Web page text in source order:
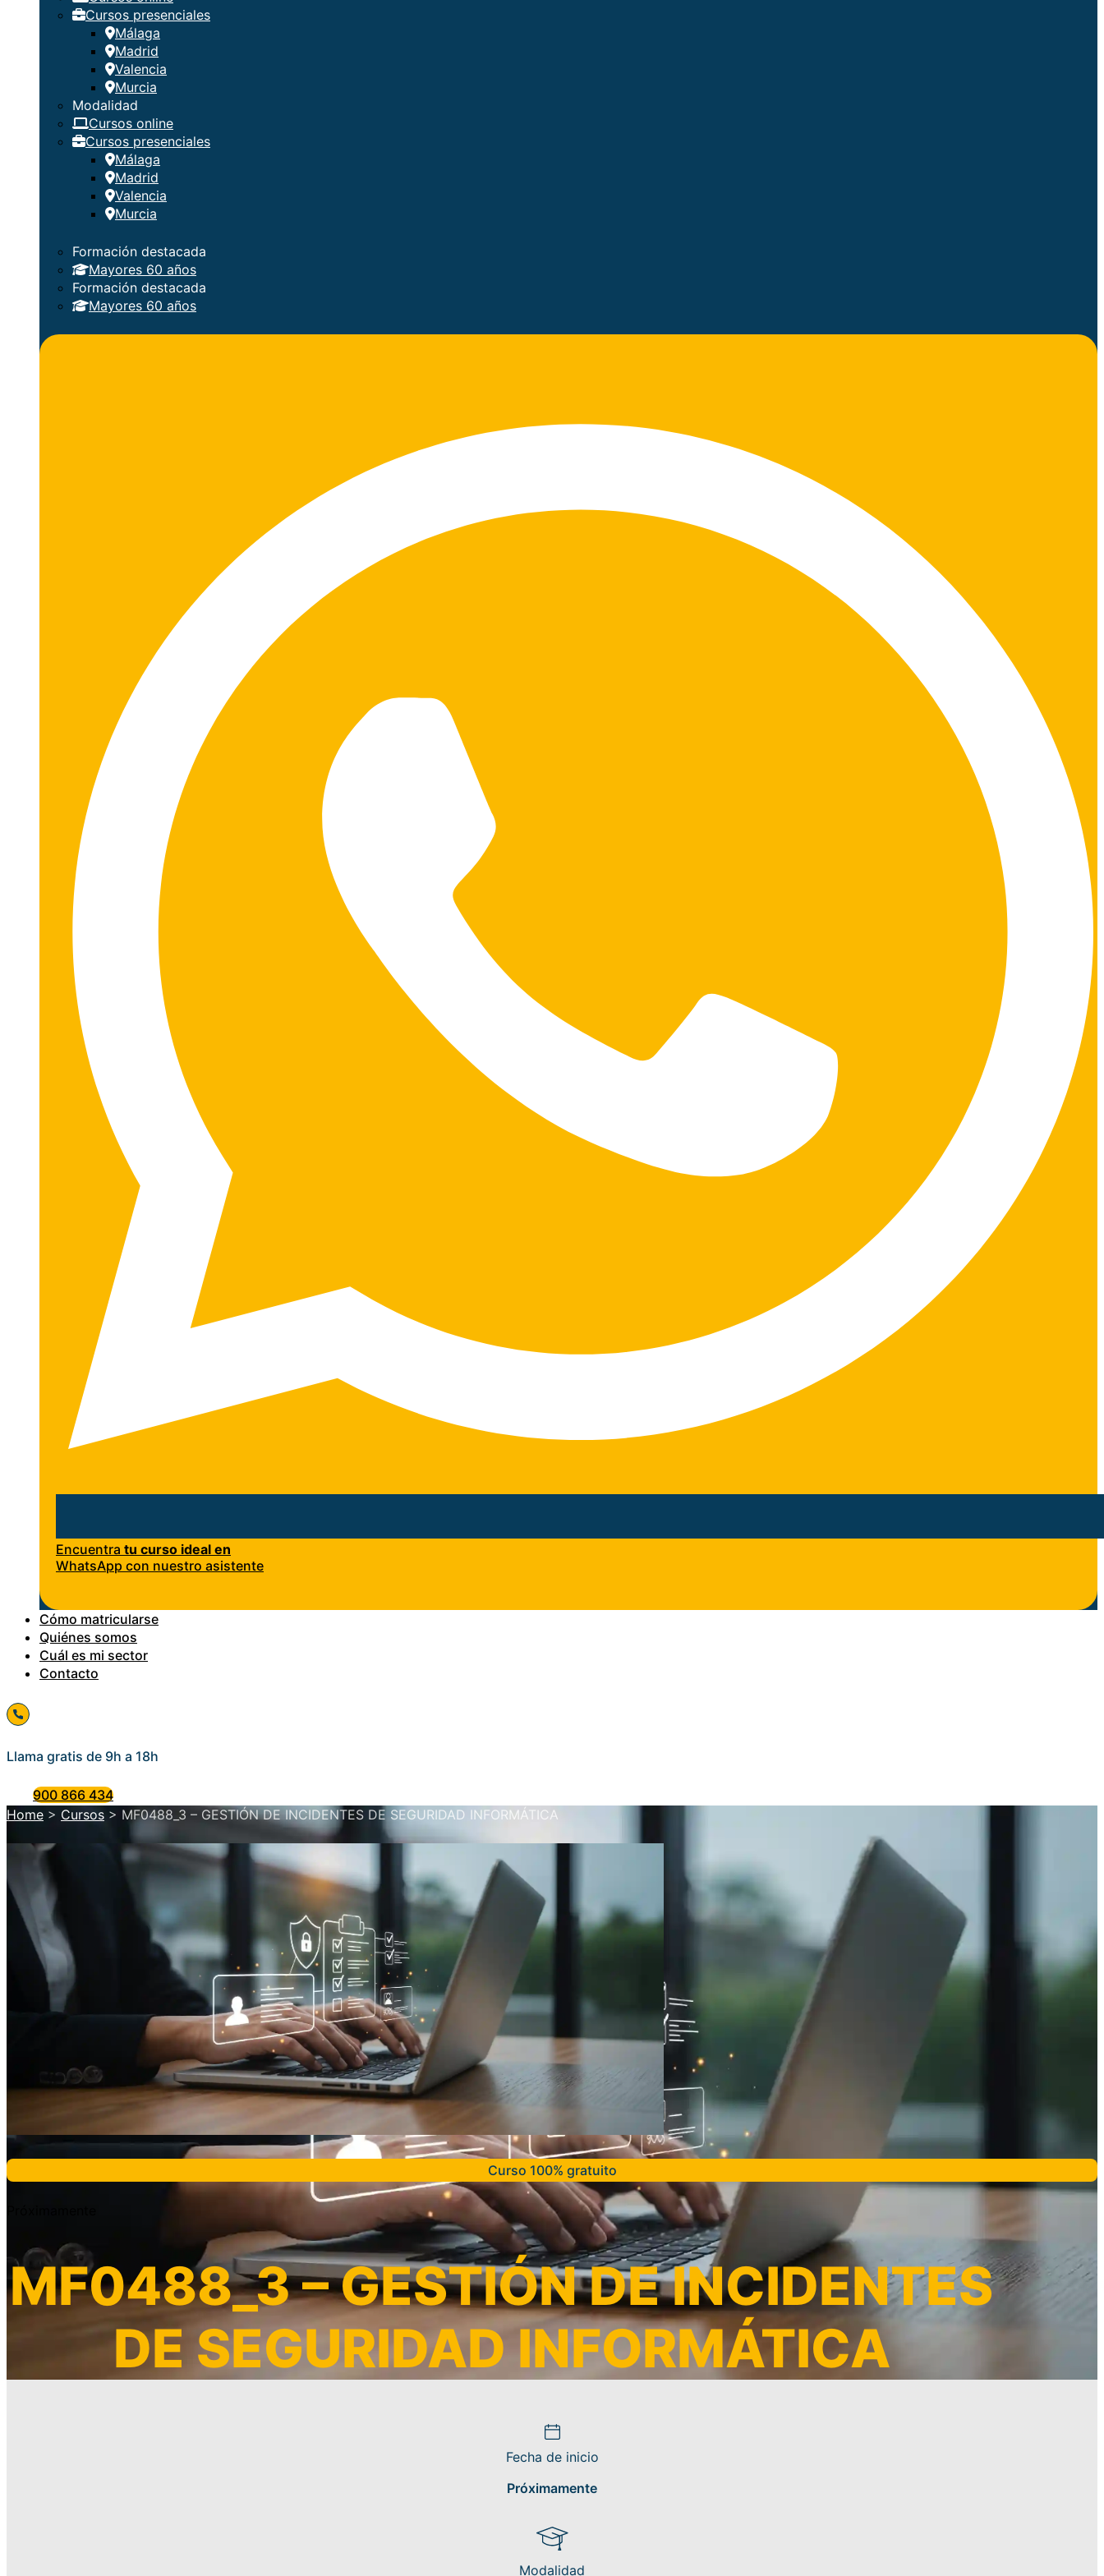
Cursos presenciales
Málaga
Madrid
Valencia
Murcia
Modalidad
Cursos online
Cursos presenciales
Málaga
Madrid
Valencia
Murcia
Formación destacada
Mayores 60 años
Formación destacada
Mayores 60 años
Encuentra tu curso ideal en
WhatsApp con nuestro asistente
Cómo matricularse
Quiénes somos
Cuál es mi sector
Contacto
Llama gratis de 9h a 18h
900 866 434
Home > Cursos > MF0488_3 – GESTIÓN DE INCIDENTES DE SEGURIDAD INFORMÁTICA
Curso 100% gratuito
MF0488_3 – GESTIÓN DE INCIDENTES
DE SEGURIDAD INFORMÁTICA
Fecha de inicio
Próximamente
Modalidad